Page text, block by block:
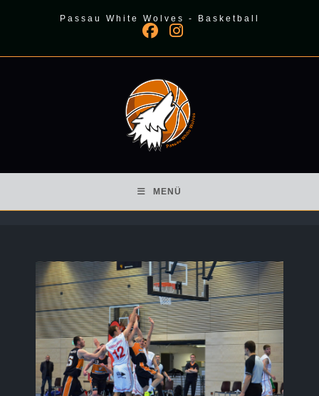
Passau White Wolves - Basketball
MENÜ